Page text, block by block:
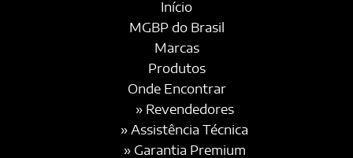
Início
MGBP do Brasil
Marcas
Produtos
Onde Encontrar
» Revendedores
» Assistência Técnica
» Garantia Premium